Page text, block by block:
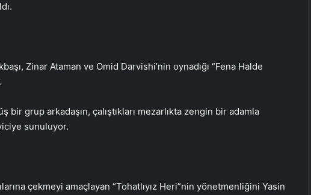
Zinar Ataman ve Omid Darvishi’nin oynadığı “Fena Halde
bir grup arkadaşın, çalıştıkları mezarlıkta zengin bir adamla
sunuluyor.
çekmeyi amaçlayan “Tohatlıyız Heri”nin yönetmenliğini Yasin